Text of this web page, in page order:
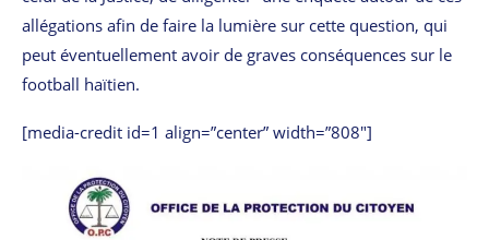
allégations afin de faire la lumière sur cette question, qui
peut éventuellement avoir de graves conséquences sur le
football haïtien.
[media-credit id=1 align=”center” width=”808″]